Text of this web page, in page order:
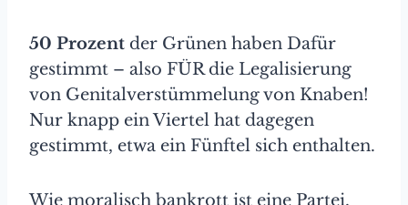
50 Prozent der Grünen haben Dafür
gestimmt – also FÜR die Legalisierung
von Genitalverstümmelung von Knaben!
Nur knapp ein Viertel hat dagegen
gestimmt, etwa ein Fünftel sich enthalten.
Wie moralisch bankrott ist eine Partei,